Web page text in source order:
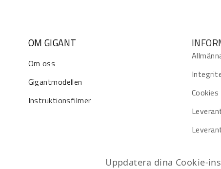
OM GIGANT
Om oss
Gigantmodellen
Instruktionsfilmer
Cookies
Uppdatera dina Cookie-